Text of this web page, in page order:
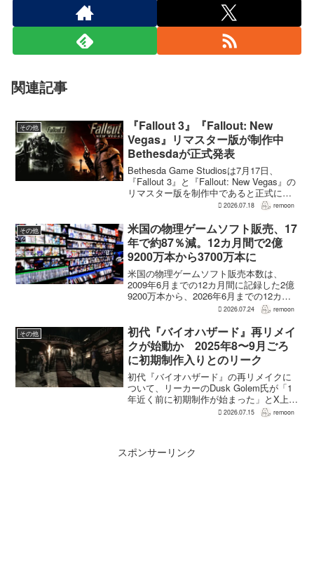
関連記事
その他
『Fallout 3』『Fallout: New
Vegas』リマスター版が制作中
Bethesdaが正式発表
Bethesda Game Studiosは7月17日、
『Fallout 3』と『Fallout: New Vegas』の
リマスター版を制作中であると正式に発
表した。同社は今後のプロジェクトを紹
が過去の『...
2026.07.18 remoon
その他
米国の物理ゲームソフト販売、17
年で約87％減。12カ月間で2億
9200万本から3700万本に
米国の物理ゲームソフト販売本数は、
2009年6月までの12カ月間に記録した2億
9200万本から、2026年6月までの12カ月
間には3700万本まで減少した。市場調査
2億5500万本、約87％の減...
2026.07.24 remoon
その他
初代『バイオハザード』再リメイ
クが始動か 2025年8〜9月ごろ
に初期制作入りとのリーク
初代『バイオハザード』の再リメイクに
ついて、リーカーのDusk Golem氏が「1
年近く前に初期制作が始まった」とX上で
述べた。同氏によれば、プリプロダクシ
2026.07.15 remoon
スポンサーリンク